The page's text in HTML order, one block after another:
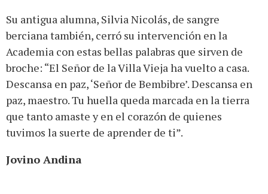
Su antigua alumna, Silvia Nicolás, de sangre
berciana también, cerró su intervención en la
Academia con estas bellas palabras que sirven de
broche: “El Señor de la Villa Vieja ha vuelto a casa.
Descansa en paz, ‘Señor de Bembibre’. Descansa en
paz, maestro. Tu huella queda marcada en la tierra
que tanto amaste y en el corazón de quienes
tuvimos la suerte de aprender de ti”.
Jovino Andina